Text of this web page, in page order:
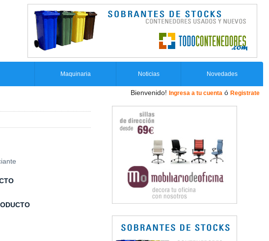
Maquinaria Noticias Novedades
Bienvenido! Ingresa a tu cuenta ó Registrate